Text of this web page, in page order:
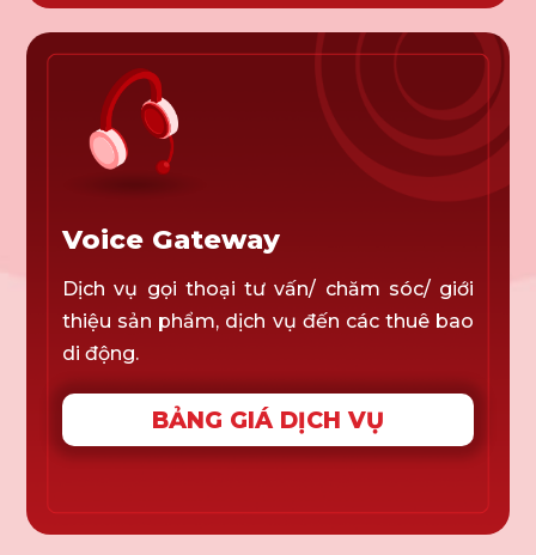
Voice Gateway
Dịch vụ gọi thoại tư vấn/ chăm sóc/ giới
thiệu sản phẩm, dịch vụ đến các thuê bao
di động.
BẢNG GIÁ DỊCH VỤ